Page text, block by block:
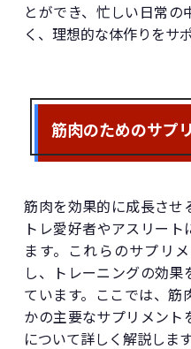
とができ、忙しい日常
く、理想的な体作りをサ
筋肉のためのサプ
筋肉を効果的に成長させ
トレ愛好者やアスリー
ます。これらのサプリ
し、トレーニングの効
ています。ここでは、筋
かの主要なサプリメント
について詳しく解説します